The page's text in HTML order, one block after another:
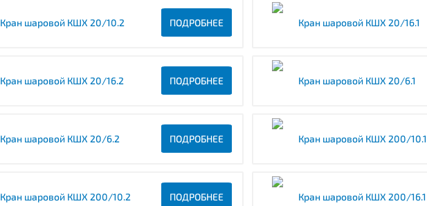
Кран шаровой КШХ 20/10.2 ПОДРОБНЕЕ Кран шаровой КШХ 20/16.1
Кран шаровой КШХ 20/16.2 ПОДРОБНЕЕ Кран шаровой КШХ 20/6.1
Кран шаровой КШХ 20/6.2 ПОДРОБНЕЕ Кран шаровой КШХ 200/10.1
Кран шаровой КШХ 200/10.2 ПОДРОБНЕЕ Кран шаровой КШХ 200/16.1